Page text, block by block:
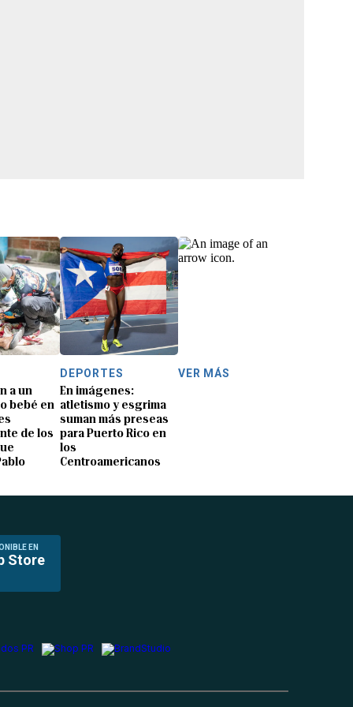
a un
bebé en
de los
DEPORTES
En imágenes:
atletismo y esgrima
suman más preseas
para Puerto Rico en
los
Centroamericanos
VER MÁS
EN
Store